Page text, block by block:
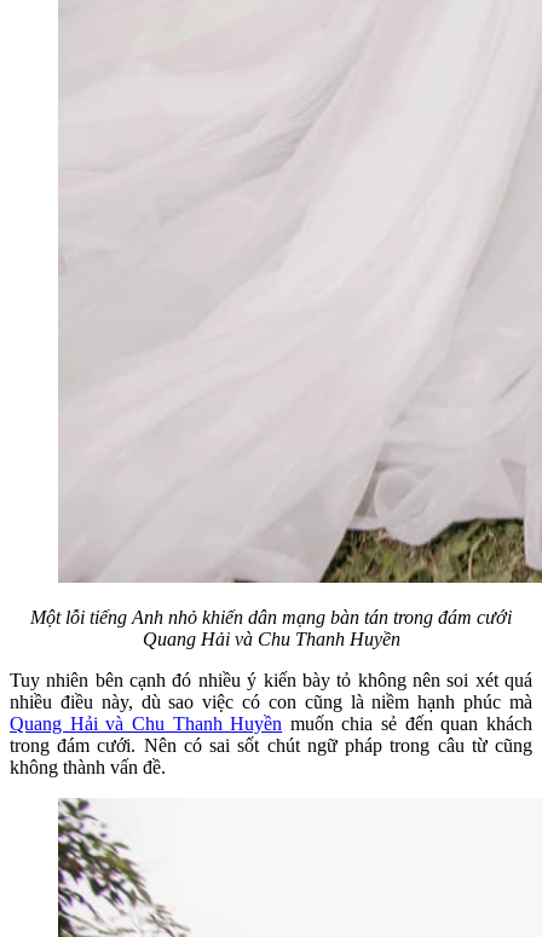
Một lỗi tiếng Anh nhỏ khiến dân mạng bàn tán trong đám cưới
Quang Hải và Chu Thanh Huyền
Tuy nhiên bên cạnh đó nhiều ý kiến bày tỏ không nên soi xét quá
nhiều điều này, dù sao việc có con cũng là niềm hạnh phúc mà
Quang Hải và Chu Thanh Huyền muốn chia sẻ đến quan khách
trong đám cưới. Nên có sai sốt chút ngữ pháp trong câu từ cũng
không thành vấn đề.